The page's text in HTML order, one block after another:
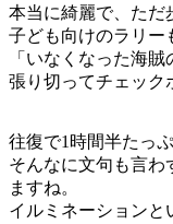
本当に綺麗で、ただ
子ども向けのラリー
「いなくなった海
張り切ってチェック
往復で1時間半たっ
そんなに文句も言わ
ますね。
イルミネーションと